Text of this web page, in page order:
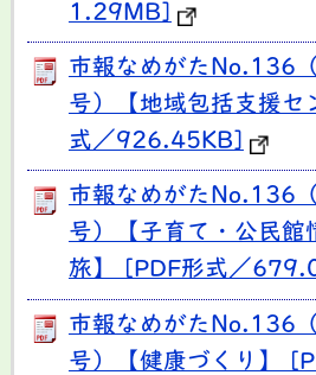
1.29MB]
市報なめがたNo.136
号）【地域包括支援セ
式／926.45KB]
市報なめがたNo.136
号）【子育て・公民館
旅】 [PDF形式／
市報なめがたNo.136
号）【健康づくり】